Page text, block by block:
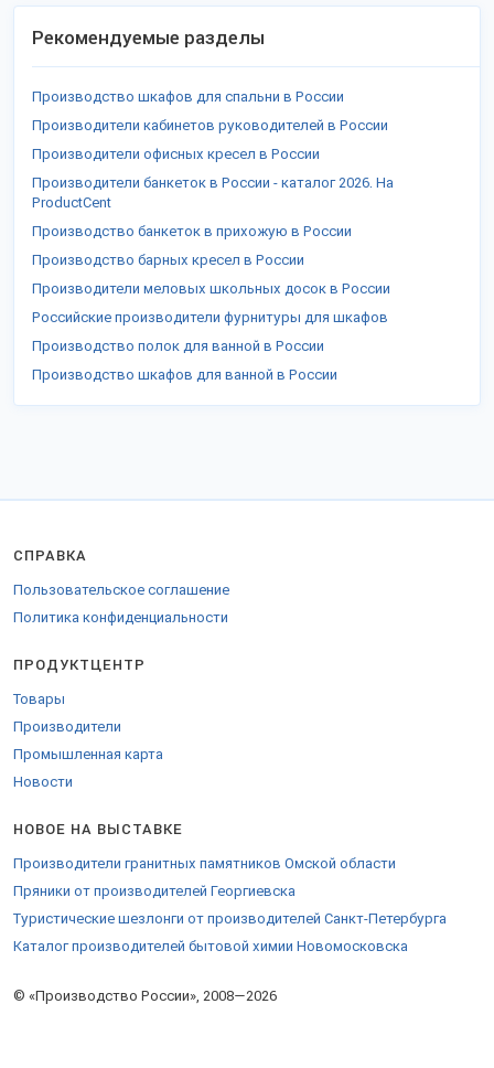
Рекомендуемые разделы
Производство шкафов для спальни в России
Производители кабинетов руководителей в России
Производители офисных кресел в России
Производители банкеток в России - каталог 2026. На
ProductCent
Производство банкеток в прихожую в России
Производство барных кресел в России
Производители меловых школьных досок в России
Российские производители фурнитуры для шкафов
Производство полок для ванной в России
Производство шкафов для ванной в России
© «Производство России», 2008—2026
СПРАВКА
Пользовательское соглашение
Политика конфиденциальности
ПРОДУКТЦЕНТР
Товары
Производители
Промышленная карта
Новости
НОВОЕ НА ВЫСТАВКЕ
Производители гранитных памятников Омской области
Пряники от производителей Георгиевска
Туристические шезлонги от производителей Санкт-Петербурга
Каталог производителей бытовой химии Новомосковска